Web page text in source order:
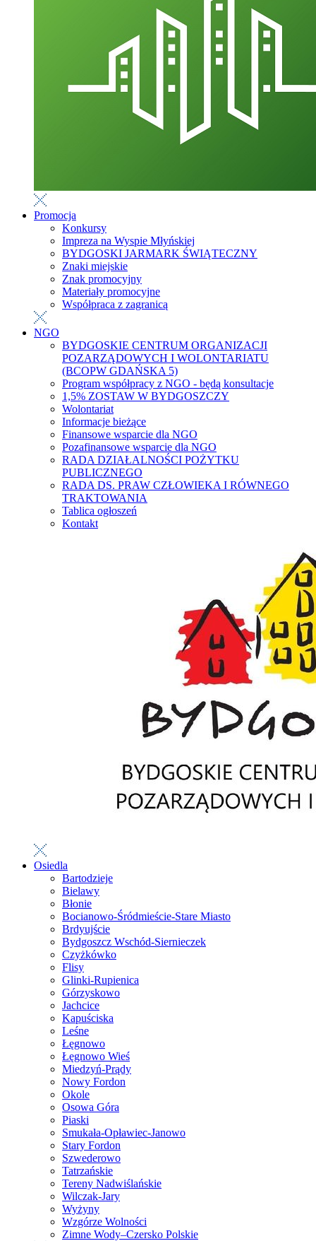
Promocja
Konkursy
Impreza na Wyspie Młyńskiej
BYDGOSKI JARMARK ŚWIĄTECZNY
Znaki miejskie
Znak promocyjny
Materiały promocyjne
Współpraca z zagranicą
NGO
BYDGOSKIE CENTRUM ORGANIZACJI
POZARZĄDOWYCH I WOLONTARIATU
(BCOPW GDAŃSKA 5)
Program współpracy z NGO - będą konsultacje
1,5% ZOSTAW W BYDGOSZCZY
Wolontariat
Informacje bieżące
Finansowe wsparcie dla NGO
Pozafinansowe wsparcie dla NGO
RADA DZIAŁALNOŚCI POŻYTKU
PUBLICZNEGO
RADA DS. PRAW CZŁOWIEKA I RÓWNEGO
TRAKTOWANIA
Tablica ogłoszeń
Kontakt
Osiedla
Bartodzieje
Bielawy
Błonie
Bocianowo-Śródmieście-Stare Miasto
Brdyujście
Bydgoszcz Wschód-Siernieczek
Czyżkówko
Flisy
Glinki-Rupienica
Górzyskowo
Jachcice
Kapuściska
Leśne
Łęgnowo
Łęgnowo Wieś
Miedzyń-Prądy
Nowy Fordon
Okole
Osowa Góra
Piaski
Smukała-Opławiec-Janowo
Stary Fordon
Szwederowo
Tatrzańskie
Tereny Nadwiślańskie
Wilczak-Jary
Wyżyny
Wzgórze Wolności
Zimne Wody–Czersko Polskie